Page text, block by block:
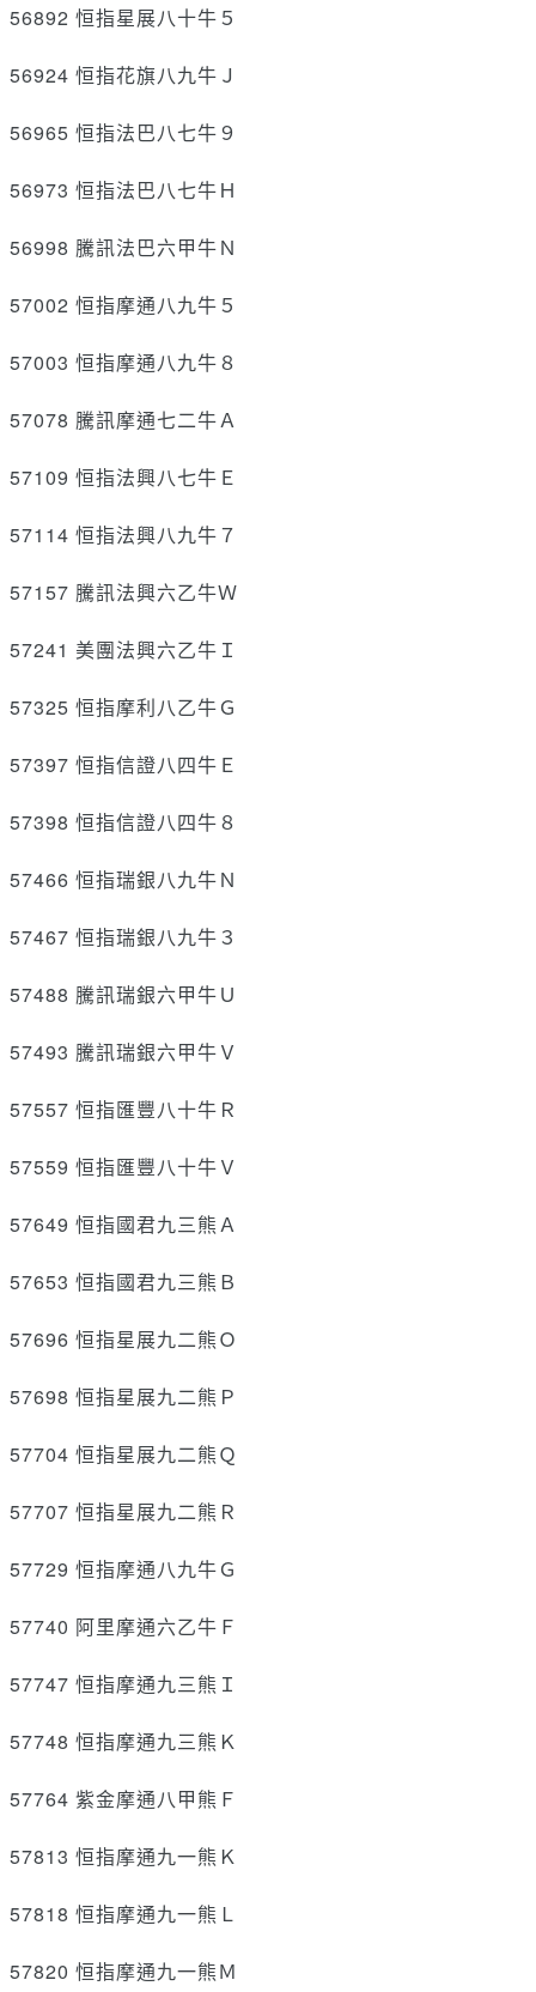
56892 恒指星展八十牛５
56924 恒指花旗八九牛Ｊ
56965 恒指法巴八七牛９
56973 恒指法巴八七牛Ｈ
56998 騰訊法巴六甲牛Ｎ
57002 恒指摩通八九牛５
57003 恒指摩通八九牛８
57078 騰訊摩通七二牛Ａ
57109 恒指法興八七牛Ｅ
57114 恒指法興八九牛７
57157 騰訊法興六乙牛Ｗ
57241 美團法興六乙牛Ｉ
57325 恒指摩利八乙牛Ｇ
57397 恒指信證八四牛Ｅ
57398 恒指信證八四牛８
57466 恒指瑞銀八九牛Ｎ
57467 恒指瑞銀八九牛３
57488 騰訊瑞銀六甲牛Ｕ
57493 騰訊瑞銀六甲牛Ｖ
57557 恒指匯豐八十牛Ｒ
57559 恒指匯豐八十牛Ｖ
57649 恒指國君九三熊Ａ
57653 恒指國君九三熊Ｂ
57696 恒指星展九二熊Ｏ
57698 恒指星展九二熊Ｐ
57704 恒指星展九二熊Ｑ
57707 恒指星展九二熊Ｒ
57729 恒指摩通八九牛Ｇ
57740 阿里摩通六乙牛Ｆ
57747 恒指摩通九三熊Ｉ
57748 恒指摩通九三熊Ｋ
57764 紫金摩通八甲熊Ｆ
57813 恒指摩通九一熊Ｋ
57818 恒指摩通九一熊Ｌ
57820 恒指摩通九一熊Ｍ